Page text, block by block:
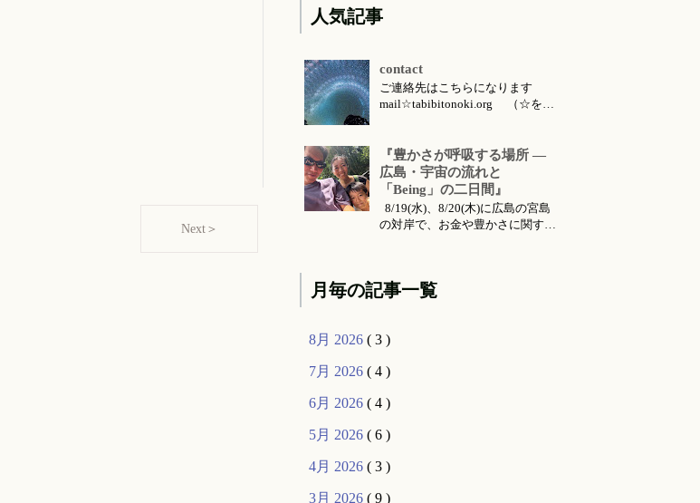
Next＞
人気記事
contact
ご連絡先はこちらになります
mail☆tabibitonoki.org （☆を@
こちらです 今月のイベント・ワ
ークショップ・セッション・リト
リート・出張情報等 対面セッシ
ョン所要時間・場所 セッション
メニ...
『豊かさが呼吸する場所 ―
広島・宇宙の流れと
「Being」の二日間』
8/19(水)、8/20(木)に広島の宮島
の対岸で、お金や豊かさに関する
かさ・宇宙の流れ〜』 のお話の
ンツとして購入可能です...
月毎の記事一覧
8月 2026 ( 3 )
7月 2026 ( 4 )
6月 2026 ( 4 )
5月 2026 ( 6 )
4月 2026 ( 3 )
3月 2026 ( 9 )